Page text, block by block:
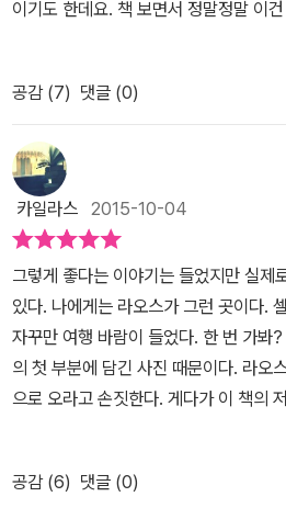
게 장식하자. 여행 시 가볍게 들고 다닐
이기도 한데요. 책 보면서 정말정말 이
래블> 여행작가 두 분이 부부네요. 그
라오스는 중국, 베트남, 미얀마, 태국,
작은 나라입니다.프랑스 식민 지배를
들끼리 내전도 심했고, 베트남 전쟁 여파
스.​​ 아직도 최빈국에 속하지만 점점 발
도 합니다.​​도시 전체가 세계문화유산인
양한 문화유산을 만날 수 있고, 열대우
그대로의 모습이 많아 천혜의 자연환경
는 곳입니다. 느림의 여유를 만끽할 수
영향으로 와인, 커피, 빵은 퀄리티가 아
식에서부터 프랑스 고급요리까지 최고
있다고 해요.​<라오스 셀프트래블>에서
비엔티안, 방비엥, 루앙프라방을 들리
행 최대 15일 코스까지 소개하고 있어요
공감 (7) 댓글 (0)
카일라스 2015-10-04
그렇게 좋다는 이야기는 들었지만 실제
있다. 나에게는 라오스가 그런 곳이다.
자꾸만 여행 바람이 들었다. 한 번 가봐
의 첫 부분에 담긴 사진 때문이다. 라오
으로 오라고 손짓한다. 게다가 이 책의
여행 중에 만났고, 결혼을 했으며 함께 낸
이 있다. 여행 길에 좋은 인연을 만날 듯
공감 (6) 댓글 (0)